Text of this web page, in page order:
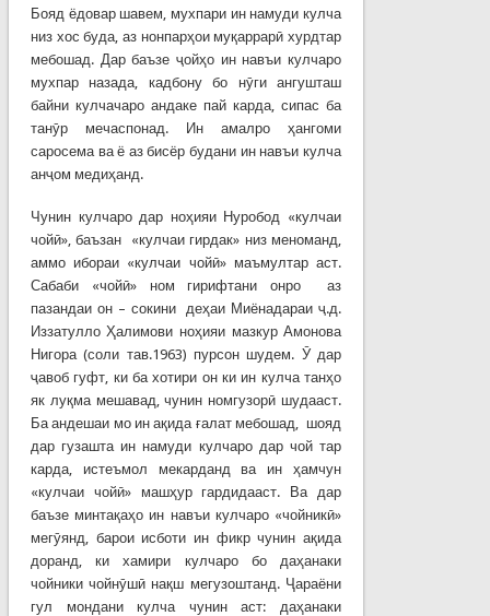
Бояд ёдовар шавем, мухпари ин намуди кулча
низ хос буда, аз нонпарҳои муқаррарӣ хурдтар
мебошад. Дар баъзе ҷойҳо ин навъи кулчаро
мухпар назада, кадбону бо нӯги ангушташ
байни кулчачаро андаке пай карда, сипас ба
танӯр мечаспонад. Ин амалро ҳангоми
саросема ва ё аз бисёр будани ин навъи кулча
анҷом медиҳанд.
Чунин кулчаро дар ноҳияи Нуробод «кулчаи
чойӣ», баъзан «кулчаи гирдак» низ меноманд,
аммо ибораи «кулчаи чойӣ» маъмултар аст.
Сабаби «чойӣ» ном гирифтани онро аз
пазандаи он – сокини деҳаи Миёнадараи ҷ.д.
Иззатулло Ҳалимови ноҳияи мазкур Амонова
Нигора (соли тав.1963) пурсон шудем. Ӯ дар
ҷавоб гуфт, ки ба хотири он ки ин кулча танҳо
як луқма мешавад, чунин номгузорӣ шудааст.
Ба андешаи мо ин ақида ғалат мебошад, шояд
дар гузашта ин намуди кулчаро дар чой тар
карда, истеъмол мекарданд ва ин ҳамчун
«кулчаи чойӣ» машҳур гардидааст. Ва дар
баъзе минтақаҳо ин навъи кулчаро «чойникӣ»
мегӯянд, барои исботи ин фикр чунин ақида
доранд, ки хамири кулчаро бо даҳанаки
чойники чойнӯшӣ нақш мегузоштанд. Ҷараёни
гул мондани кулча чунин аст: даҳанаки